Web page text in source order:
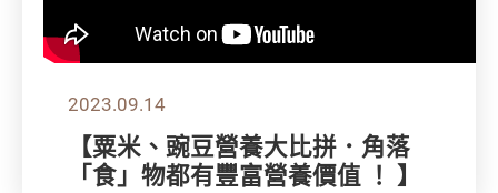
2023.09.14
【粟米、豌豆營養大比拼．角落
「食」物都有豐富營養價值 ！ 】